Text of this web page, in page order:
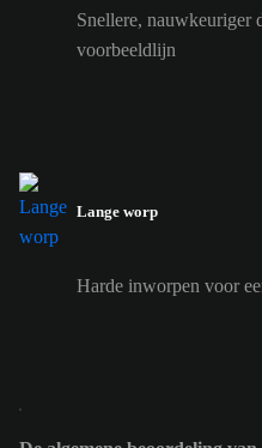
Snellere, nauwkeuriger
voorbeeldlijn
Lange worp
Harde inworpen voor